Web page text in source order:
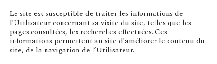
Le site est susceptible de traiter les informations de
l’Utilisateur concernant sa visite du site, telles que les
pages consultées, les recherches effectuées. Ces
informations permettent au site d’améliorer le contenu du
site, de la navigation de l’Utilisateur.